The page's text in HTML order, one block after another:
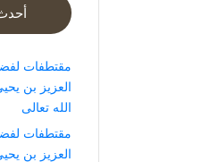
مقتطفات
العزيز بن
الله تعالى
مقتطفات
العزيز بن